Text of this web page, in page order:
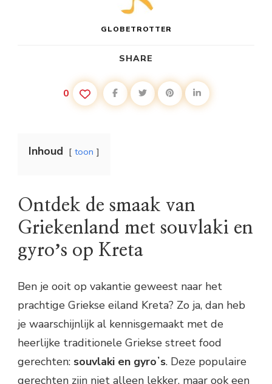
GLOBETROTTER
SHARE
0
Inhoud toon
Ontdek de smaak van
Griekenland met souvlaki en
gyroʼs op Kreta
Ben je ooit op vakantie geweest naar het
prachtige Griekse eiland Kreta? Zo ja, dan heb
je waarschijnlijk al kennisgemaakt met de
heerlijke traditionele Griekse street food
gerechten: souvlaki en gyroʼs. Deze populaire
gerechten zijn niet alleen lekker, maar ook een